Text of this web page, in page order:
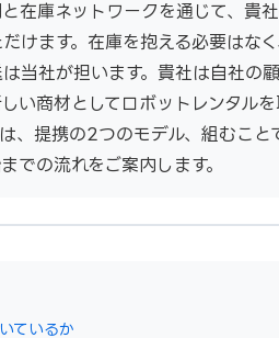
在庫ネットワークを通じて、貴
けます。在庫を抱える必要はな
当社が担います。貴社は自社の
い商材としてロボットレンタル
、提携の2つのモデル、組むこと
での流れをご案内します。
ているか